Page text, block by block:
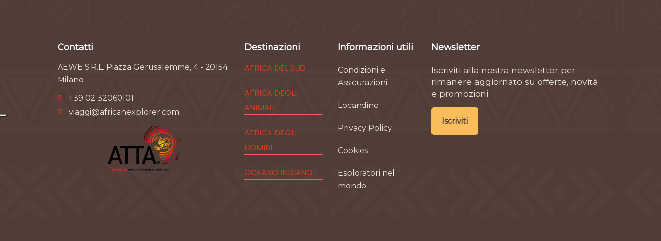
Contatti
AEWE S.R.L. Piazza Gerusalemme, 4 - 20154
Milano
+39 02 32060101
viaggi@africanexplorer.com
Destinazioni
AFRICA DEL SUD
AFRICA DEGLI
ANIMALI
AFRICA DEGLI
UOMINI
OCEANO INDIANO
Informazioni utili
Condizioni e
Assicurazioni
Locandine
Privacy Policy
Cookies
Esploratori nel
mondo
Newsletter
Iscriviti alla nostra newsletter per
rimanere aggiornato su offerte, novità
e promozioni
Iscriviti